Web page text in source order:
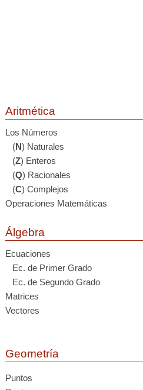
Aritmética
Los Números
(N) Naturales
(Z) Enteros
(Q) Racionales
(C) Complejos
Operaciones Matemáticas
Álgebra
Ecuaciones
Ec. de Primer Grado
Ec. de Segundo Grado
Matrices
Vectores
Geometría
Puntos